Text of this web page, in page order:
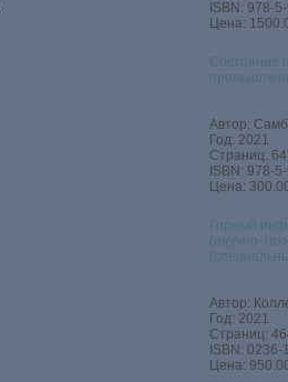
ISBN: 978-
Цена:
Состояние
Автор:
Год: 2021
Страниц: 64
ISBN: 978-
Цена:
Горный
(научно-
Автор:
Год: 2021
Страниц:
ISBN: 0236-
Цена: